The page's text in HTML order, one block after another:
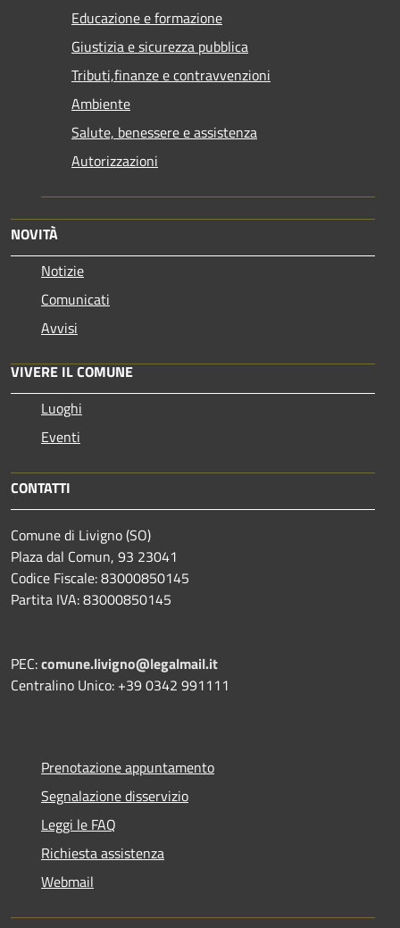
Educazione e formazione
Giustizia e sicurezza pubblica
Tributi,finanze e contravvenzioni
Ambiente
Salute, benessere e assistenza
Autorizzazioni
NOVITÀ
Notizie
Comunicati
Avvisi
VIVERE IL COMUNE
Luoghi
Eventi
CONTATTI
Comune di Livigno (SO)
Plaza dal Comun, 93 23041
Codice Fiscale: 83000850145
Partita IVA: 83000850145
PEC:comune.livigno@legalmail.it
Centralino Unico: +39 0342 991111
Prenotazione appuntamento
Segnalazione disservizio
Leggi le FAQ
Richiesta assistenza
Webmail